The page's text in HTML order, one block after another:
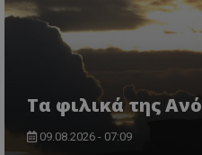
Τα φιλικά της
09.08.2026 - 07:09